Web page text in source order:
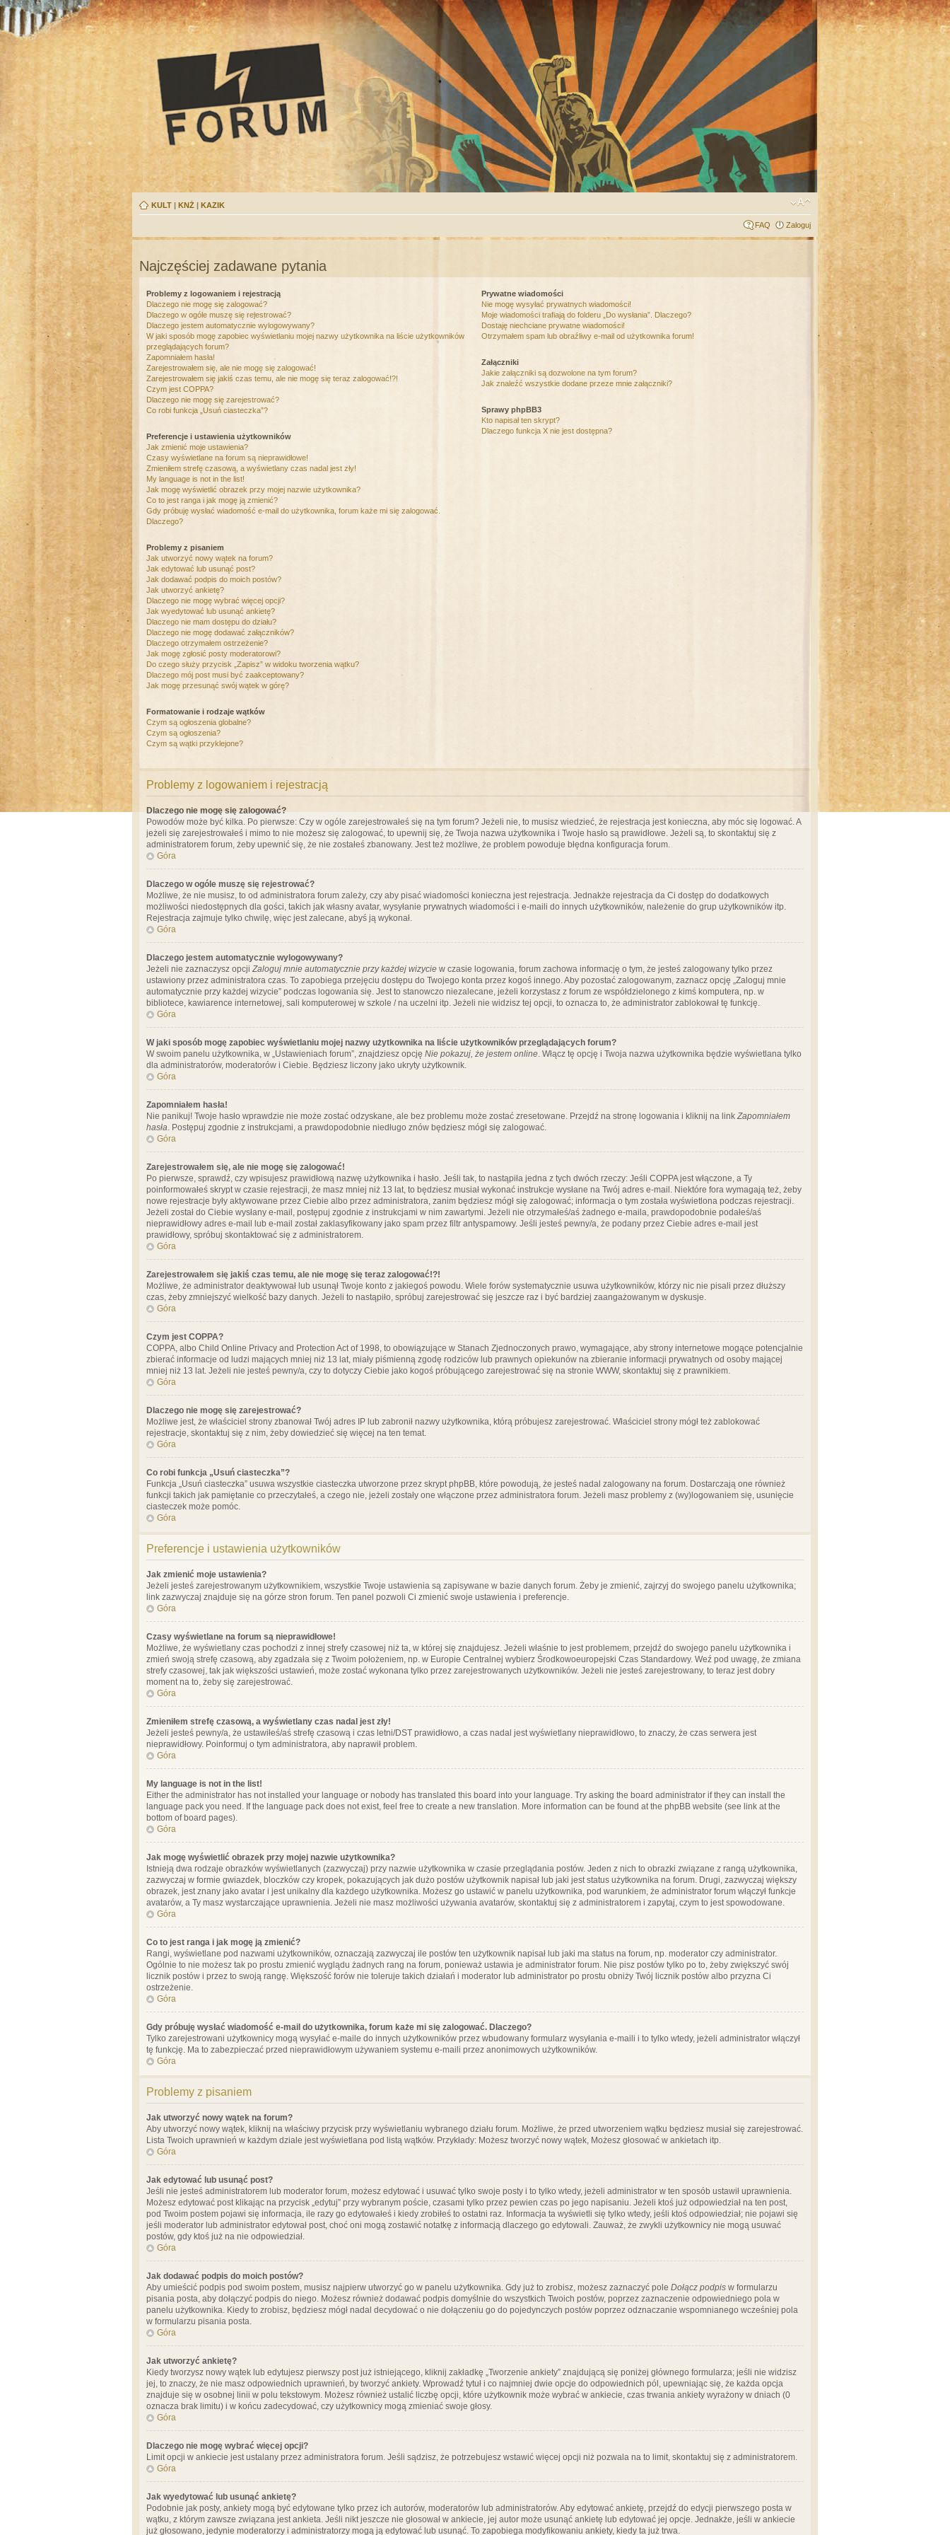
KULT | KNŻ | KAZIK
FAQ Zaloguj
Najczęściej zadawane pytania
Problemy z logowaniem i rejestracją
Dlaczego nie mogę się zalogować?
Dlaczego w ogóle muszę się rejestrować?
Dlaczego jestem automatycznie wylogowywany?
W jaki sposób mogę zapobiec wyświetlaniu mojej nazwy użytkownika na liście użytkowników
przeglądających forum?
Zapomniałem hasła!
Zarejestrowałem się, ale nie mogę się zalogować!
Zarejestrowałem się jakiś czas temu, ale nie mogę się teraz zalogować!?!
Czym jest COPPA?
Dlaczego nie mogę się zarejestrować?
Co robi funkcja „Usuń ciasteczka”?
Preferencje i ustawienia użytkowników
Jak zmienić moje ustawienia?
Czasy wyświetlane na forum są nieprawidłowe!
Zmieniłem strefę czasową, a wyświetlany czas nadal jest zły!
My language is not in the list!
Jak mogę wyświetlić obrazek przy mojej nazwie użytkownika?
Co to jest ranga i jak mogę ją zmienić?
Gdy próbuję wysłać wiadomość e-mail do użytkownika, forum każe mi się zalogować.
Dlaczego?
Problemy z pisaniem
Jak utworzyć nowy wątek na forum?
Jak edytować lub usunąć post?
Jak dodawać podpis do moich postów?
Jak utworzyć ankietę?
Dlaczego nie mogę wybrać więcej opcji?
Jak wyedytować lub usunąć ankietę?
Dlaczego nie mam dostępu do działu?
Dlaczego nie mogę dodawać załączników?
Dlaczego otrzymałem ostrzeżenie?
Jak mogę zgłosić posty moderatorowi?
Do czego służy przycisk „Zapisz” w widoku tworzenia wątku?
Dlaczego mój post musi być zaakceptowany?
Jak mogę przesunąć swój wątek w górę?
Formatowanie i rodzaje wątków
Czym są ogłoszenia globalne?
Czym są ogłoszenia?
Czym są wątki przyklejone?
Prywatne wiadomości
Nie mogę wysyłać prywatnych wiadomości!
Moje wiadomości trafiają do folderu „Do wysłania”. Dlaczego?
Dostaję niechciane prywatne wiadomości!
Otrzymałem spam lub obraźliwy e-mail od użytkownika forum!
Załączniki
Jakie załączniki są dozwolone na tym forum?
Jak znaleźć wszystkie dodane przeze mnie załączniki?
Sprawy phpBB3
Kto napisał ten skrypt?
Dlaczego funkcja X nie jest dostępna?
Problemy z logowaniem i rejestracją
Dlaczego nie mogę się zalogować?
Powodów może być kilka. Po pierwsze: Czy w ogóle zarejestrowałeś się na tym forum? Jeżeli nie, to musisz wiedzieć, że rejestracja jest konieczna, aby móc się logować. A
jeżeli się zarejestrowałeś i mimo to nie możesz się zalogować, to upewnij się, że Twoja nazwa użytkownika i Twoje hasło są prawidłowe. Jeżeli są, to skontaktuj się z
administratorem forum, żeby upewnić się, że nie zostałeś zbanowany. Jest też możliwe, że problem powoduje błędna konfiguracja forum.
Góra
Dlaczego w ogóle muszę się rejestrować?
Możliwe, że nie musisz, to od administratora forum zależy, czy aby pisać wiadomości konieczna jest rejestracja. Jednakże rejestracja da Ci dostęp do dodatkowych
możliwości niedostępnych dla gości, takich jak własny avatar, wysyłanie prywatnych wiadomości i e-maili do innych użytkowników, należenie do grup użytkowników itp.
Rejestracja zajmuje tylko chwilę, więc jest zalecane, abyś ją wykonał.
Góra
Dlaczego jestem automatycznie wylogowywany?
Jeżeli nie zaznaczysz opcji Zaloguj mnie automatycznie przy każdej wizycie w czasie logowania, forum zachowa informację o tym, że jesteś zalogowany tylko przez
ustawiony przez administratora czas. To zapobiega przejęciu dostępu do Twojego konta przez kogoś innego. Aby pozostać zalogowanym, zaznacz opcję „Zaloguj mnie
automatycznie przy każdej wizycie” podczas logowania się. Jest to stanowczo niezalecane, jeżeli korzystasz z forum ze współdzielonego z kimś komputera, np. w
bibliotece, kawiarence internetowej, sali komputerowej w szkole / na uczelni itp. Jeżeli nie widzisz tej opcji, to oznacza to, że administrator zablokował tę funkcję.
Góra
W jaki sposób mogę zapobiec wyświetlaniu mojej nazwy użytkownika na liście użytkowników przeglądających forum?
W swoim panelu użytkownika, w „Ustawieniach forum”, znajdziesz opcję Nie pokazuj, że jestem online. Włącz tę opcję i Twoja nazwa użytkownika będzie wyświetlana tylko
dla administratorów, moderatorów i Ciebie. Będziesz liczony jako ukryty użytkownik.
Góra
Zapomniałem hasła!
Nie panikuj! Twoje hasło wprawdzie nie może zostać odzyskane, ale bez problemu może zostać zresetowane. Przejdź na stronę logowania i kliknij na link Zapomniałem
hasła. Postępuj zgodnie z instrukcjami, a prawdopodobnie niedługo znów będziesz mógł się zalogować.
Góra
Zarejestrowałem się, ale nie mogę się zalogować!
Po pierwsze, sprawdź, czy wpisujesz prawidłową nazwę użytkownika i hasło. Jeśli tak, to nastąpiła jedna z tych dwóch rzeczy: Jeśli COPPA jest włączone, a Ty
poinformowałeś skrypt w czasie rejestracji, że masz mniej niż 13 lat, to będziesz musiał wykonać instrukcje wysłane na Twój adres e-mail. Niektóre fora wymagają też, żeby
nowe rejestracje były aktywowane przez Ciebie albo przez administratora, zanim będziesz mógł się zalogować; informacja o tym została wyświetlona podczas rejestracji.
Jeżeli został do Ciebie wysłany e-mail, postępuj zgodnie z instrukcjami w nim zawartymi. Jeżeli nie otrzymałeś/aś żadnego e-maila, prawdopodobnie podałeś/aś
nieprawidłowy adres e-mail lub e-mail został zaklasyfikowany jako spam przez filtr antyspamowy. Jeśli jesteś pewny/a, że podany przez Ciebie adres e-mail jest
prawidłowy, spróbuj skontaktować się z administratorem.
Góra
Zarejestrowałem się jakiś czas temu, ale nie mogę się teraz zalogować!?!
Możliwe, że administrator deaktywował lub usunął Twoje konto z jakiegoś powodu. Wiele forów systematycznie usuwa użytkowników, którzy nic nie pisali przez dłuższy
czas, żeby zmniejszyć wielkość bazy danych. Jeżeli to nastąpiło, spróbuj zarejestrować się jeszcze raz i być bardziej zaangażowanym w dyskusje.
Góra
Czym jest COPPA?
COPPA, albo Child Online Privacy and Protection Act of 1998, to obowiązujące w Stanach Zjednoczonych prawo, wymagające, aby strony internetowe mogące potencjalnie
zbierać informacje od ludzi mających mniej niż 13 lat, miały piśmienną zgodę rodziców lub prawnych opiekunów na zbieranie informacji prywatnych od osoby mającej
mniej niż 13 lat. Jeżeli nie jesteś pewny/a, czy to dotyczy Ciebie jako kogoś próbującego zarejestrować się na stronie WWW, skontaktuj się z prawnikiem.
Góra
Dlaczego nie mogę się zarejestrować?
Możliwe jest, że właściciel strony zbanował Twój adres IP lub zabronił nazwy użytkownika, którą próbujesz zarejestrować. Właściciel strony mógł też zablokować
rejestracje, skontaktuj się z nim, żeby dowiedzieć się więcej na ten temat.
Góra
Co robi funkcja „Usuń ciasteczka”?
Funkcja „Usuń ciasteczka” usuwa wszystkie ciasteczka utworzone przez skrypt phpBB, które powodują, że jesteś nadal zalogowany na forum. Dostarczają one również
funkcji takich jak pamiętanie co przeczytałeś, a czego nie, jeżeli zostały one włączone przez administratora forum. Jeżeli masz problemy z (wy)logowaniem się, usunięcie
ciasteczek może pomóc.
Góra
Preferencje i ustawienia użytkowników
Jak zmienić moje ustawienia?
Jeżeli jesteś zarejestrowanym użytkownikiem, wszystkie Twoje ustawienia są zapisywane w bazie danych forum. Żeby je zmienić, zajrzyj do swojego panelu użytkownika;
link zazwyczaj znajduje się na górze stron forum. Ten panel pozwoli Ci zmienić swoje ustawienia i preferencje.
Góra
Czasy wyświetlane na forum są nieprawidłowe!
Możliwe, że wyświetlany czas pochodzi z innej strefy czasowej niż ta, w której się znajdujesz. Jeżeli właśnie to jest problemem, przejdź do swojego panelu użytkownika i
zmień swoją strefę czasową, aby zgadzała się z Twoim położeniem, np. w Europie Centralnej wybierz Środkowoeuropejski Czas Standardowy. Weź pod uwagę, że zmiana
strefy czasowej, tak jak większości ustawień, może zostać wykonana tylko przez zarejestrowanych użytkowników. Jeżeli nie jesteś zarejestrowany, to teraz jest dobry
moment na to, żeby się zarejestrować.
Góra
Zmieniłem strefę czasową, a wyświetlany czas nadal jest zły!
Jeżeli jesteś pewny/a, że ustawiłeś/aś strefę czasową i czas letni/DST prawidłowo, a czas nadal jest wyświetlany nieprawidłowo, to znaczy, że czas serwera jest
nieprawidłowy. Poinformuj o tym administratora, aby naprawił problem.
Góra
My language is not in the list!
Either the administrator has not installed your language or nobody has translated this board into your language. Try asking the board administrator if they can install the
language pack you need. If the language pack does not exist, feel free to create a new translation. More information can be found at the phpBB website (see link at the
bottom of board pages).
Góra
Jak mogę wyświetlić obrazek przy mojej nazwie użytkownika?
Istnieją dwa rodzaje obrazków wyświetlanych (zazwyczaj) przy nazwie użytkownika w czasie przeglądania postów. Jeden z nich to obrazki związane z rangą użytkownika,
zazwyczaj w formie gwiazdek, bloczków czy kropek, pokazujących jak dużo postów użytkownik napisał lub jaki jest status użytkownika na forum. Drugi, zazwyczaj większy
obrazek, jest znany jako avatar i jest unikalny dla każdego użytkownika. Możesz go ustawić w panelu użytkownika, pod warunkiem, że administrator forum włączył funkcje
avatarów, a Ty masz wystarczające uprawnienia. Jeżeli nie masz możliwości używania avatarów, skontaktuj się z administratorem i zapytaj, czym to jest spowodowane.
Góra
Co to jest ranga i jak mogę ją zmienić?
Rangi, wyświetlane pod nazwami użytkowników, oznaczają zazwyczaj ile postów ten użytkownik napisał lub jaki ma status na forum, np. moderator czy administrator.
Ogólnie to nie możesz tak po prostu zmienić wyglądu żadnych rang na forum, ponieważ ustawia je administrator forum. Nie pisz postów tylko po to, żeby zwiększyć swój
licznik postów i przez to swoją rangę. Większość forów nie toleruje takich działań i moderator lub administrator po prostu obniży Twój licznik postów albo przyzna Ci
ostrzeżenie.
Góra
Gdy próbuję wysłać wiadomość e-mail do użytkownika, forum każe mi się zalogować. Dlaczego?
Tylko zarejestrowani użytkownicy mogą wysyłać e-maile do innych użytkowników przez wbudowany formularz wysyłania e-maili i to tylko wtedy, jeżeli administrator włączył
tę funkcję. Ma to zabezpieczać przed nieprawidłowym używaniem systemu e-maili przez anonimowych użytkowników.
Góra
Problemy z pisaniem
Jak utworzyć nowy wątek na forum?
Aby utworzyć nowy wątek, kliknij na właściwy przycisk przy wyświetlaniu wybranego działu forum. Możliwe, że przed utworzeniem wątku będziesz musiał się zarejestrować.
Lista Twoich uprawnień w każdym dziale jest wyświetlana pod listą wątków. Przykłady: Możesz tworzyć nowy wątek, Możesz głosować w ankietach itp.
Góra
Jak edytować lub usunąć post?
Jeśli nie jesteś administratorem lub moderator forum, możesz edytować i usuwać tylko swoje posty i to tylko wtedy, jeżeli administrator w ten sposób ustawił uprawnienia.
Możesz edytować post klikając na przycisk „edytuj” przy wybranym poście, czasami tylko przez pewien czas po jego napisaniu. Jeżeli ktoś już odpowiedział na ten post,
pod Twoim postem pojawi się informacja, ile razy go edytowałeś i kiedy zrobiłeś to ostatni raz. Informacja ta wyświetli się tylko wtedy, jeśli ktoś odpowiedział; nie pojawi się
jeśli moderator lub administrator edytował post, choć oni mogą zostawić notatkę z informacją dlaczego go edytowali. Zauważ, że zwykli użytkownicy nie mogą usuwać
postów, gdy ktoś już na nie odpowiedział.
Góra
Jak dodawać podpis do moich postów?
Aby umieścić podpis pod swoim postem, musisz najpierw utworzyć go w panelu użytkownika. Gdy już to zrobisz, możesz zaznaczyć pole Dołącz podpis w formularzu
pisania posta, aby dołączyć podpis do niego. Możesz również dodawać podpis domyślnie do wszystkich Twoich postów, poprzez zaznaczenie odpowiedniego pola w
panelu użytkownika. Kiedy to zrobisz, będziesz mógł nadal decydować o nie dołączeniu go do pojedynczych postów poprzez odznaczanie wspomnianego wcześniej pola
w formularzu pisania posta.
Góra
Jak utworzyć ankietę?
Kiedy tworzysz nowy wątek lub edytujesz pierwszy post już istniejącego, kliknij zakładkę „Tworzenie ankiety” znajdującą się poniżej głównego formularza; jeśli nie widzisz
jej, to znaczy, że nie masz odpowiednich uprawnień, by tworzyć ankiety. Wprowadź tytuł i co najmniej dwie opcje do odpowiednich pól, upewniając się, że każda opcja
znajduje się w osobnej linii w polu tekstowym. Możesz również ustalić liczbę opcji, które użytkownik może wybrać w ankiecie, czas trwania ankiety wyrażony w dniach (0
oznacza brak limitu) i w końcu zadecydować, czy użytkownicy mogą zmieniać swoje głosy.
Góra
Dlaczego nie mogę wybrać więcej opcji?
Limit opcji w ankiecie jest ustalany przez administratora forum. Jeśli sądzisz, że potrzebujesz wstawić więcej opcji niż pozwala na to limit, skontaktuj się z administratorem.
Góra
Jak wyedytować lub usunąć ankietę?
Podobnie jak posty, ankiety mogą być edytowane tylko przez ich autorów, moderatorów lub administratorów. Aby edytować ankietę, przejdź do edycji pierwszego posta w
wątku, z którym zawsze związana jest ankieta. Jeśli nikt jeszcze nie głosował w ankiecie, jej autor może usunąć ankietę lub edytować jej opcje. Jednakże, jeśli w ankiecie
już głosowano, jedynie moderatorzy i administratorzy mogą ją edytować lub usunąć. To zapobiega modyfikowaniu ankiety, kiedy ta już trwa.